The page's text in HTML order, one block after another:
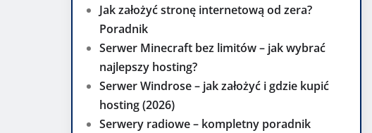
Jak założyć stronę internetową od zera?
Poradnik
Serwer Minecraft bez limitów – jak wybrać
najlepszy hosting?
Serwer Windrose – jak założyć i gdzie kupić
hosting (2026)
Serwery radiowe – kompletny poradnik